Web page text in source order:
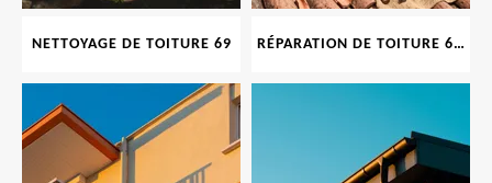
NETTOYAGE DE TOITURE 69 RÉPARATION DE TOITURE 69 RHONE, TUILES CASSÉES OU ABIMÉES